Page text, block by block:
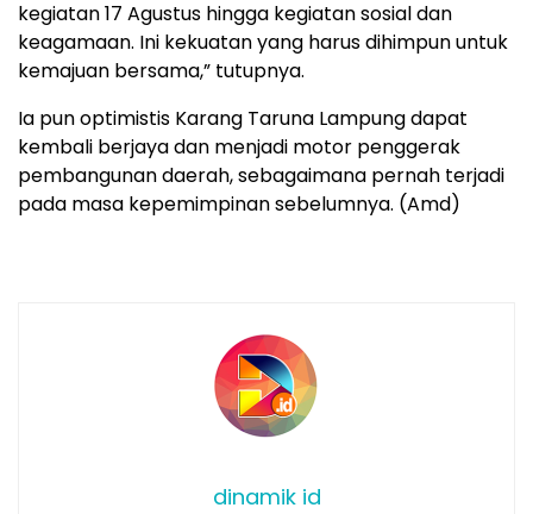
kegiatan 17 Agustus hingga kegiatan sosial dan
keagamaan. Ini kekuatan yang harus dihimpun untuk
kemajuan bersama,” tutupnya.
Ia pun optimistis Karang Taruna Lampung dapat
kembali berjaya dan menjadi motor penggerak
pembangunan daerah, sebagaimana pernah terjadi
pada masa kepemimpinan sebelumnya. (Amd)
dinamik id